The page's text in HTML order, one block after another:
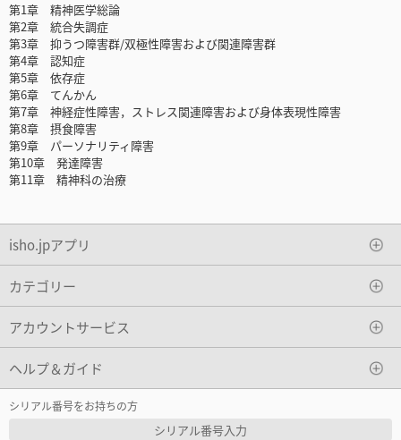
第1章 精神医学総論
第2章 統合失調症
第3章 抑うつ障害群/双極性障害および関連障害群
第4章 認知症
第5章 依存症
第6章 てんかん
第7章 神経症性障害，ストレス関連障害および身体表現性障害
第8章 摂食障害
第9章 パーソナリティ障害
第10章 発達障害
第11章 精神科の治療
isho.jpアプリ
カテゴリー
アカウントサービス
ヘルプ＆ガイド
シリアル番号をお持ちの方
シリアル番号入力